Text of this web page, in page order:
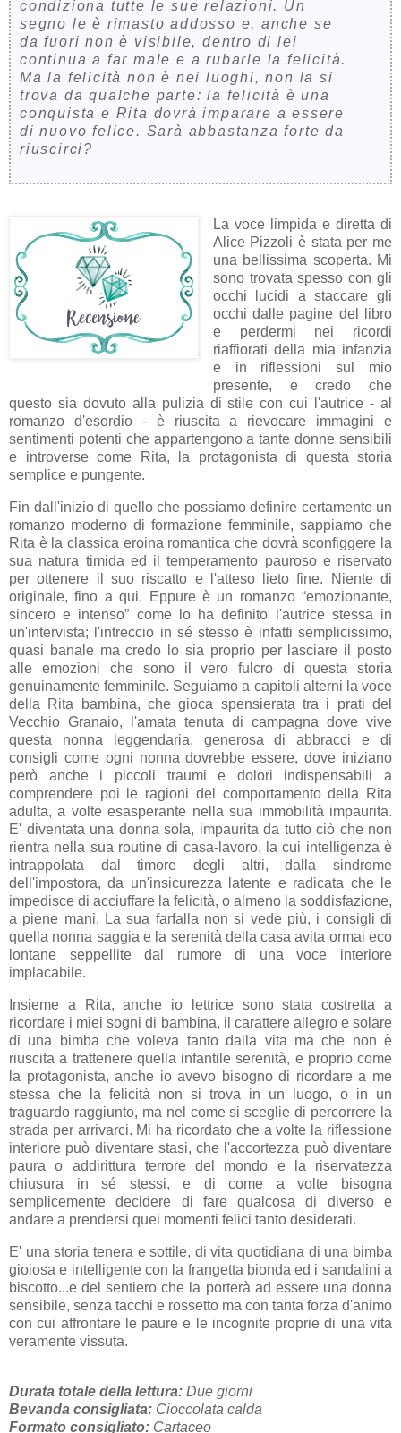
condiziona tutte le sue relazioni. Un
segno le è rimasto addosso e, anche se
da fuori non è visibile, dentro di lei
continua a far male e a rubarle la felicità.
Ma la felicità non è nei luoghi, non la si
trova da qualche parte: la felicità è una
conquista e Rita dovrà imparare a essere
di nuovo felice. Sarà abbastanza forte da
riuscirci?
La voce limpida e diretta di
Alice Pizzoli è stata per me
una bellissima scoperta. Mi
sono trovata spesso con gli
occhi lucidi a staccare gli
occhi dalle pagine del libro
e perdermi nei ricordi
riaffiorati della mia infanzia
e in riflessioni sul mio
presente, e credo che
questo sia dovuto alla pulizia di stile con cui l'autrice - al
romanzo d'esordio - è riuscita a rievocare immagini e
sentimenti potenti che appartengono a tante donne sensibili
e introverse come Rita, la protagonista di questa storia
semplice e pungente.
Fin dall'inizio di quello che possiamo definire certamente un
romanzo moderno di formazione femminile, sappiamo che
Rita è la classica eroina romantica che dovrà sconfiggere la
sua natura timida ed il temperamento pauroso e riservato
per ottenere il suo riscatto e l'atteso lieto fine. Niente di
originale, fino a qui. Eppure è un romanzo “emozionante,
sincero e intenso” come lo ha definito l'autrice stessa in
un'intervista; l'intreccio in sé stesso è infatti semplicissimo,
quasi banale ma credo lo sia proprio per lasciare il posto
alle emozioni che sono il vero fulcro di questa storia
genuinamente femminile. Seguiamo a capitoli alterni la voce
della Rita bambina, che gioca spensierata tra i prati del
Vecchio Granaio, l'amata tenuta di campagna dove vive
questa nonna leggendaria, generosa di abbracci e di
consigli come ogni nonna dovrebbe essere, dove iniziano
però anche i piccoli traumi e dolori indispensabili a
comprendere poi le ragioni del comportamento della Rita
adulta, a volte esasperante nella sua immobilità impaurita.
E' diventata una donna sola, impaurita da tutto ciò che non
rientra nella sua routine di casa-lavoro, la cui intelligenza è
intrappolata dal timore degli altri, dalla sindrome
dell'impostora, da un'insicurezza latente e radicata che le
impedisce di acciuffare la felicità, o almeno la soddisfazione,
a piene mani. La sua farfalla non si vede più, i consigli di
quella nonna saggia e la serenità della casa avita ormai eco
lontane seppellite dal rumore di una voce interiore
implacabile.
Insieme a Rita, anche io lettrice sono stata costretta a
ricordare i miei sogni di bambina, il carattere allegro e solare
di una bimba che voleva tanto dalla vita ma che non è
riuscita a trattenere quella infantile serenità, e proprio come
la protagonista, anche io avevo bisogno di ricordare a me
stessa che la felicità non si trova in un luogo, o in un
traguardo raggiunto, ma nel come si sceglie di percorrere la
strada per arrivarci. Mi ha ricordato che a volte la riflessione
interiore può diventare stasi, che l'accortezza può diventare
paura o addirittura terrore del mondo e la riservatezza
chiusura in sé stessi, e di come a volte bisogna
semplicemente decidere di fare qualcosa di diverso e
andare a prendersi quei momenti felici tanto desiderati.
E' una storia tenera e sottile, di vita quotidiana di una bimba
gioiosa e intelligente con la frangetta bionda ed i sandalini a
biscotto...e del sentiero che la porterà ad essere una donna
sensibile, senza tacchi e rossetto ma con tanta forza d'animo
con cui affrontare le paure e le incognite proprie di una vita
veramente vissuta.
Durata totale della lettura: Due giorni
Bevanda consigliata: Cioccolata calda
Formato consigliato: Cartaceo